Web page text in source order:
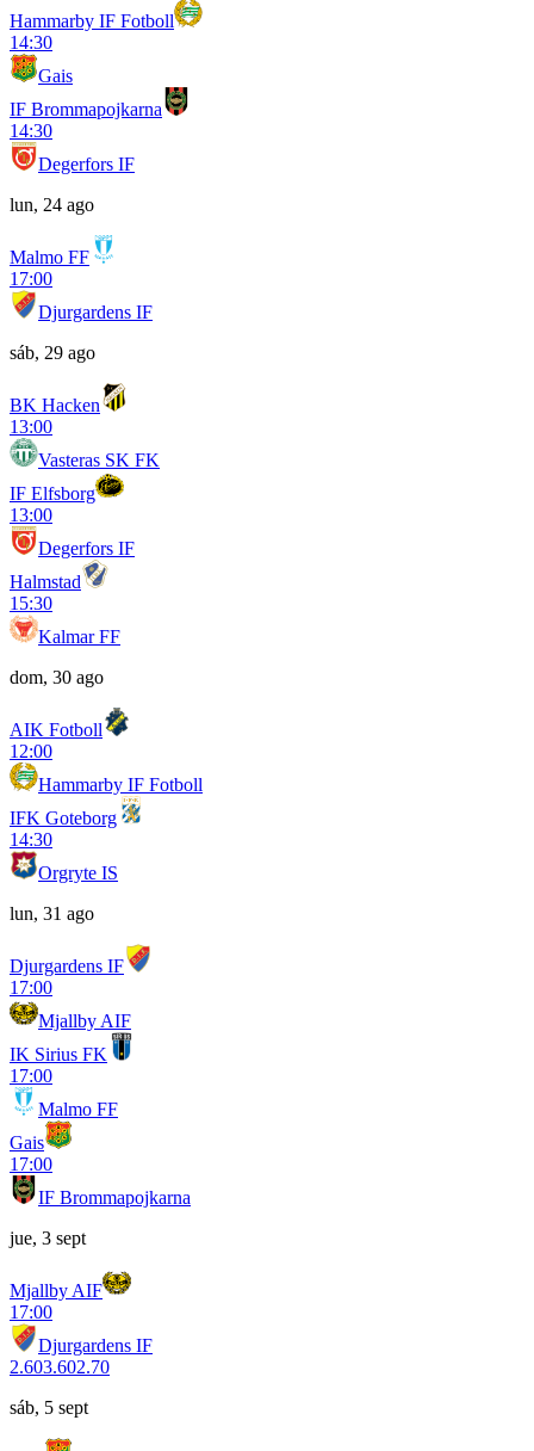
Hammarby IF Fotboll
14:30
Gais
IF Brommapojkarna
14:30
Degerfors IF
lun, 24 ago
Malmo FF
17:00
Djurgardens IF
sáb, 29 ago
BK Hacken
13:00
Vasteras SK FK
IF Elfsborg
13:00
Degerfors IF
Halmstad
15:30
Kalmar FF
dom, 30 ago
AIK Fotboll
12:00
Hammarby IF Fotboll
IFK Goteborg
14:30
Orgryte IS
lun, 31 ago
Djurgardens IF
17:00
Mjallby AIF
IK Sirius FK
17:00
Malmo FF
Gais
17:00
IF Brommapojkarna
jue, 3 sept
Mjallby AIF
17:00
Djurgardens IF
2.603.602.70
sáb, 5 sept